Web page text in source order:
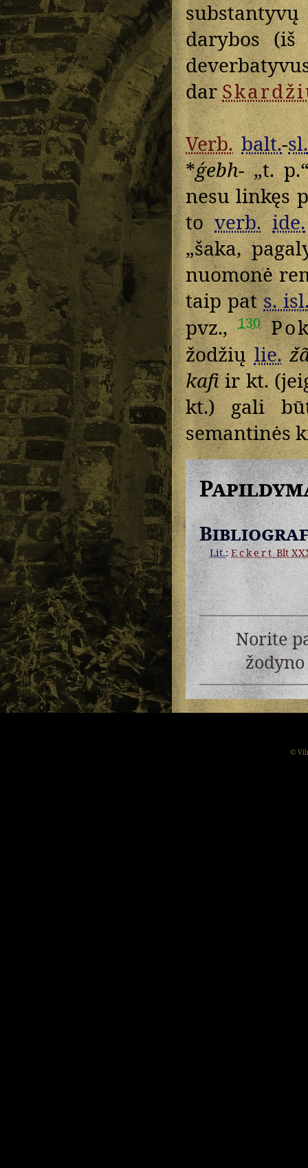
darybos
dar
Verb. balt.-sl.
*ǵebh-„t.
nesu linkęs
toverb. ide.
„šaka,
nuomonė
taip pats.
pvz.,130
žodžiųlie.
kafiir kt.
kt.) gali
semantinės
Lit.:EckertBlt
Norite
©